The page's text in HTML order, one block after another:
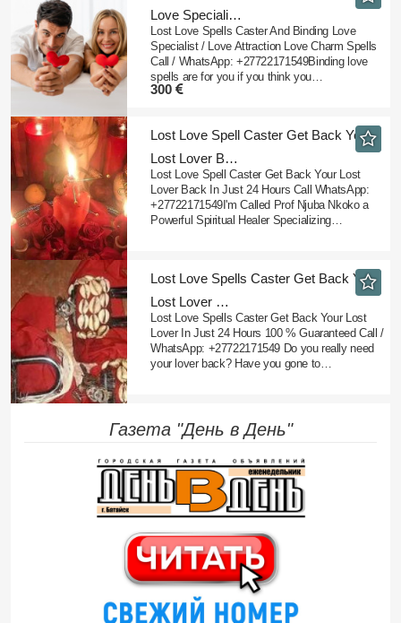
Love Speciali…
Lost Love Spells Caster And Binding Love
Specialist / Love Attraction Love Charm Spells
Call / WhatsApp: +27722171549Binding love
spells are for you if you think you…
300
​Lost Love Spell Caster Get Back Your
Lost Lover B…
Lost Love Spell Caster Get Back Your Lost
Lover Back In Just 24 Hours Call WhatsApp:
+27722171549I'm Called Prof Njuba Nkoko a
Powerful Spiritual Healer Specializing…
​Lost Love Spells Caster Get Back Your
Lost Lover …
Lost Love Spells Caster Get Back Your Lost
Lover In Just 24 Hours 100 % Guaranteed Call /
WhatsApp: +27722171549 Do you really need
your lover back? Have you gone to…
Газета "День в День"